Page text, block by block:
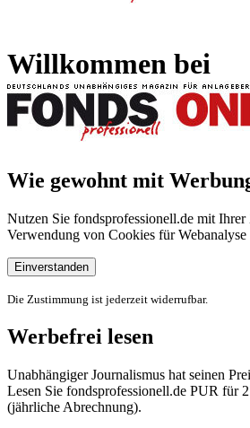
Willkommen bei
Wie gewohnt mit
Nutzen Sie fondsprofessionell.de mit
Verwendung von Cookies für Webanalyse
Einverstanden
Die Zustimmung ist jederzeit widerrufbar.
Werbefrei lesen
Unabhängiger Journalismus hat seinen
Lesen Sie fondsprofessionell.de PUR für
(jährliche Abrechnung).